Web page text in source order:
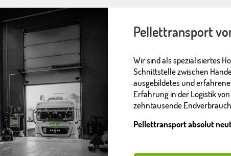
Pellettransport
Wir sind als spezialisiertes
Schnittstelle zwischen
ausgebildetes und
Erfahrung in der Logistik von
zehntausende
Pellettransport absolut